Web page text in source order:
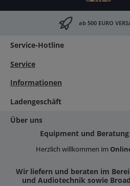
ab 500 EURO
Service-Hotline
Service
Informationen
Ladengeschäft
Über uns
Equipment und
Herzlich willkommen im
Wir liefern und beraten im
und Audiotechnik sowie